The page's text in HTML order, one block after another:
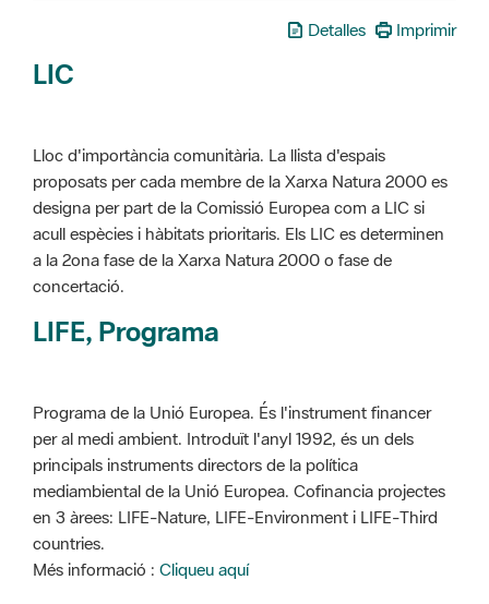
Detalles Imprimir
LIC
Lloc d'importància comunitària. La llista d'espais
proposats per cada membre de la Xarxa Natura 2000 es
designa per part de la Comissió Europea com a LIC si
acull espècies i hàbitats prioritaris. Els LIC es determinen
a la 2ona fase de la Xarxa Natura 2000 o fase de
concertació.
LIFE, Programa
Programa de la Unió Europea. És l'instrument financer
per al medi ambient. Introduït l'anyl 1992, és un dels
principals instruments directors de la política
mediambiental de la Unió Europea. Cofinancia projectes
en 3 àrees: LIFE-Nature, LIFE-Environment i LIFE-Third
countries.
Més informació : Cliqueu aquí